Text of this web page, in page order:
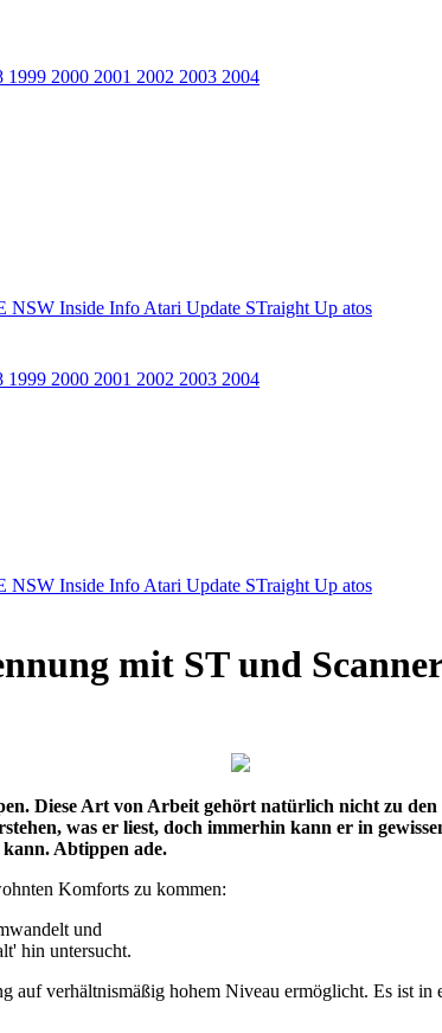
1999 2000 2001 2002 2003 2004
NSW Inside Info Atari Update STraight Up atos
1999 2000 2001 2002 2003 2004
NSW Inside Info Atari Update STraight Up atos
mit ST und
Diese Art von Arbeit gehört natürlich nicht zu
was er liest, doch immerhin kann er in
Abtippen ade.
Komforts zu kommen:
und
hin untersucht.
auf verhältnismäßig hohem Niveau ermöglicht. Es ist